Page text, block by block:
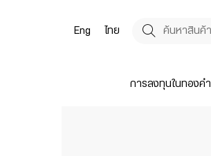
Eng ไทย
การลงทุนในทองคำ